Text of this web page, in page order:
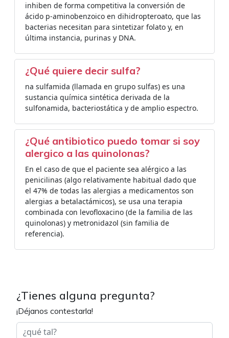
inhiben de forma competitiva la conversión de
ácido p-aminobenzoico en dihidropteroato, que las
bacterias necesitan para sintetizar folato y, en
última instancia, purinas y DNA.
¿Qué quiere decir sulfa?
na sulfamida (llamada en grupo sulfas) es una
sustancia química sintética derivada de la
sulfonamida, bacteriostática y de amplio espectro.
¿Qué antibiotico puedo tomar si soy
alergico a las quinolonas?
En el caso de que el paciente sea alérgico a las
penicilinas (algo relativamente habitual dado que
el 47% de todas las alergias a medicamentos son
alergias a betalactámicos), se usa una terapia
combinada con levofloxacino (de la familia de las
quinolonas) y metronidazol (sin familia de
referencia).
¿Tienes alguna pregunta?
¡Déjanos contestarla!